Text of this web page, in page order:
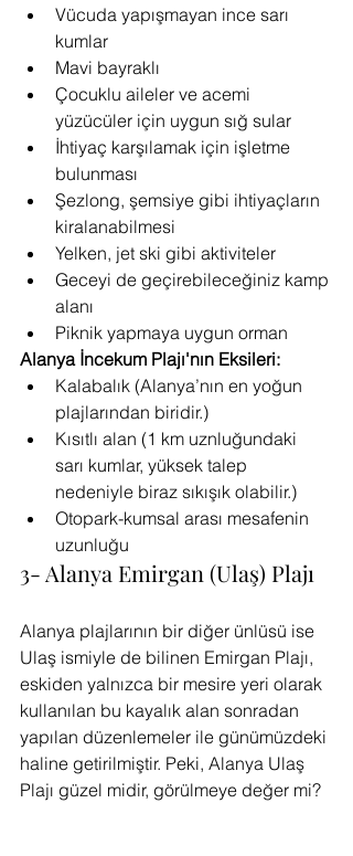
Vücuda yapışmayan ince sarı
kumlar
Mavi bayraklı
Çocuklu aileler ve acemi
yüzücüler için uygun sığ sular
İhtiyaç karşılamak için işletme
bulunması
Şezlong, şemsiye gibi ihtiyaçların
kiralanabilmesi
Yelken, jet ski gibi aktiviteler
Geceyi de geçirebileceğiniz kamp
alanı
Piknik yapmaya uygun orman
Alanya İncekum Plajı'nın Eksileri:
Kalabalık (Alanya’nın en yoğun
plajlarından biridir.)
Kısıtlı alan (1 km uznluğundaki
sarı kumlar, yüksek talep
nedeniyle biraz sıkışık olabilir.)
Otopark-kumsal arası mesafenin
uzunluğu
3- Alanya Emirgan (Ulaş) Plajı
Alanya plajlarının bir diğer ünlüsü ise
Ulaş ismiyle de bilinen Emirgan Plajı,
eskiden yalnızca bir mesire yeri olarak
kullanılan bu kayalık alan sonradan
yapılan düzenlemeler ile günümüzdeki
haline getirilmiştir. Peki, Alanya Ulaş
Plajı güzel midir, görülmeye değer mi?